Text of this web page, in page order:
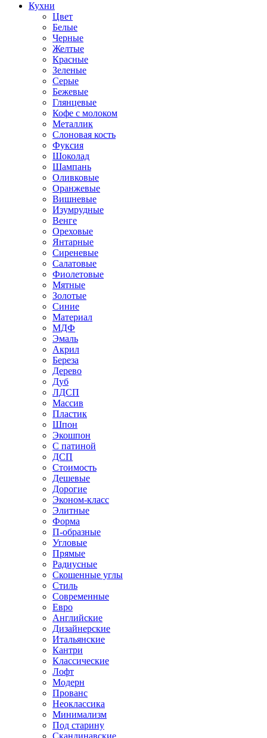
Кухни
Цвет
Белые
Черные
Желтые
Красные
Зеленые
Серые
Бежевые
Глянцевые
Кофе с молоком
Металлик
Слоновая кость
Фуксия
Шоколад
Шампань
Оливковые
Оранжевые
Вишневые
Изумрудные
Венге
Ореховые
Янтарные
Сиреневые
Салатовые
Фиолетовые
Мятные
Золотые
Синие
Материал
МДФ
Эмаль
Акрил
Береза
Дерево
Дуб
ЛДСП
Массив
Пластик
Шпон
Экошпон
С патиной
ДСП
Стоимость
Дешевые
Дорогие
Эконом-класс
Элитные
Форма
П-образные
Угловые
Прямые
Радиусные
Скошенные углы
Стиль
Современные
Евро
Английские
Дизайнерские
Итальянские
Кантри
Классические
Лофт
Модерн
Прованс
Неоклассика
Минимализм
Под старину
Скандинавские